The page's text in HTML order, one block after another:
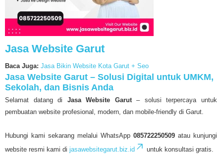
Jasa Website Garut
Baca Juga: Jasa Bikin Website Kota Garut + Seo
Jasa Website Garut – Solusi Digital untuk UMKM,
Sekolah, dan Bisnis Anda
Selamat datang di Jasa Website Garut– solusi terpercaya untuk
pembuatan website profesional, modern, dan mobile-friendly di Garut.
Hubungi kami sekarang melalui WhatsApp 085722250509 atau kunjungi
website resmi kami di jasawebsitegarut.biz.id
untuk konsultasi gratis.